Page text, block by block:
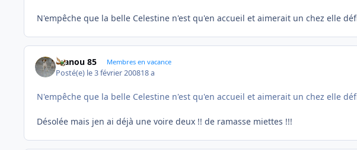
N'empêche que la belle Celestine n'est qu'en accueil et aimerait un chez elle
manou 85 Membres en vacance
Posté(e) le 3 février 200818 a
N'empêche que la belle Celestine n'est qu'en accueil et aimerait un chez elle
Désolée mais jen ai déjà une voire deux !! de ramasse miettes !!!